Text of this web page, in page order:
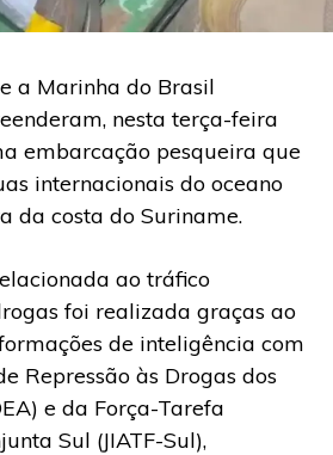
a Marinha do Brasil
nesta terça-feira
embarcação pesqueira que
internacionais do oceano
da costa do Suriname.
ao tráfico
foi realizada graças ao
de inteligência com
Repressão às Drogas dos
e da Força-Tarefa
Sul (JIATF-Sul),